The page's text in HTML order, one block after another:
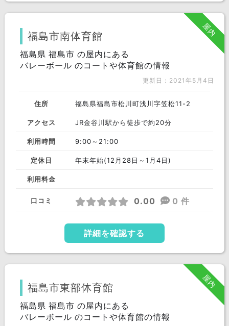
屋内
福島市南体育館
福島県 福島市 の屋内にある
バレーボール のコートや体育館の情報
更新日：2021年5月4日
住所 福島県福島市松川町浅川字笠松11-2
アクセス JR金谷川駅から徒歩で約20分
利用時間 9:00～21:00
定休日 年末年始(12月28日～1月4日)
利用料金
口コミ 0.00 0 件
詳細を確認する
屋内
福島市東部体育館
福島県 福島市 の屋内にある
バレーボール のコートや体育館の情報